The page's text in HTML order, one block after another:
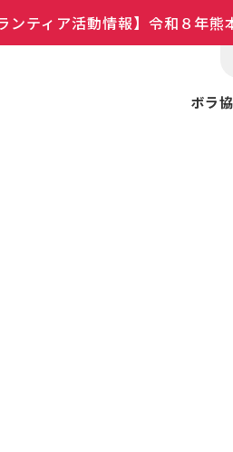
ンティア活動情報】令和８年
ボラ